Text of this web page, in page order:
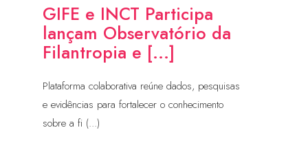
GIFE e INCT Participa
lançam Observatório da
Filantropia e [...]
Plataforma colaborativa reúne dados, pesquisas
e evidências para fortalecer o conhecimento
sobre a fi (...)